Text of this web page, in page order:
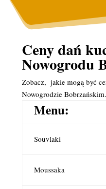
Ceny dań
Nowogrodu
Zobacz, jakie mogą być
Nowogrodzie Bobrzańskim.
Menu:
Souvlaki
Moussaka